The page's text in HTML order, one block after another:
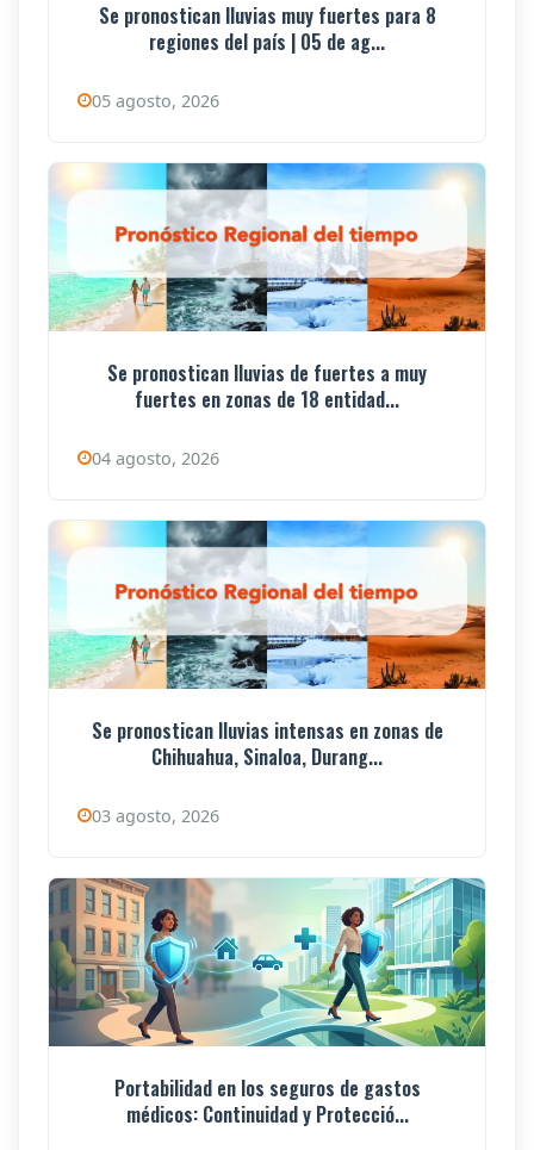
Se pronostican lluvias muy fuertes para 8
regiones del país | 05 de ag...
05 agosto, 2026
Se pronostican lluvias de fuertes a muy
fuertes en zonas de 18 entidad...
04 agosto, 2026
Se pronostican lluvias intensas en zonas de
Chihuahua, Sinaloa, Durang...
03 agosto, 2026
Portabilidad en los seguros de gastos
médicos: Continuidad y Protecció...